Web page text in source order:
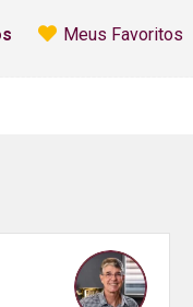
Meus Favoritos